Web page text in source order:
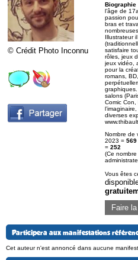
© Crédit Photo Inconnu
Biographie
l’âge de
passion
bras et
Illustrateur
satisfaire
rôles, jeux
jeux vidéo,
pour la
romans,
salons
Comic
diverses
Nombre de
2023 = 569
= 252
(Ce
Vous êtes
Faire
Participera aux manifestations
Cet auteur n'est annoncé dans aucune